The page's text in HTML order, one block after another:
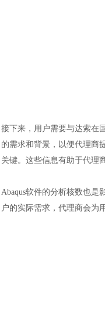
接下来，用户需要与达索在
的需求和背景 ，以便代理商
关键。这些信息有助于代理
Abaqus软件的分析核数也是
户的实际需求，代理商会为